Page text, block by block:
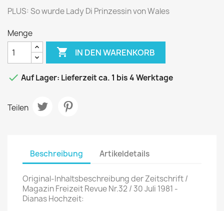
PLUS: So wurde Lady Di Prinzessin von Wales
Menge
 IN DEN WARENKORB
 Auf Lager: Lieferzeit ca. 1 bis 4 Werktage
Teilen
Beschreibung Artikeldetails
Original-Inhaltsbeschreibung der Zeitschrift /
Magazin Freizeit Revue Nr.32 / 30 Juli 1981 -
Dianas Hochzeit: